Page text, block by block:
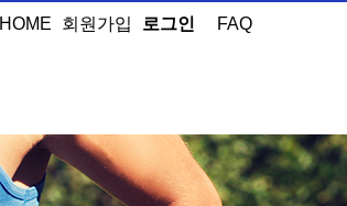
HOME 회원가입 로그인 FAQ